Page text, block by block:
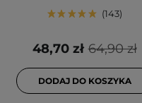
143
64,90 zł
48,70 zł
DODAJ DO KOSZYKA